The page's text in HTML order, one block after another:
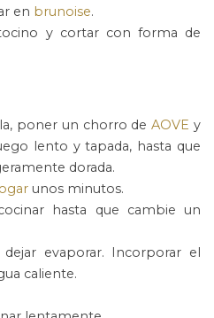
en brunoise.
y cortar con forma de
poner un chorro deAOVE y
lento y tapada, hasta que
dorada.
unos minutos.
hasta que cambie un
evaporar. Incorporar el
caliente.